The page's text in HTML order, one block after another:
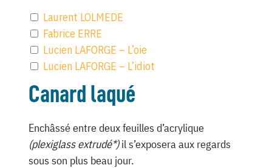
Laurent LOLMEDE
Fabrice ERRE
Lucien LAFORGE – L’oie
Lucien LAFORGE – L’idiot
Canard laqué
Enchâssé entre deux feuilles d’acrylique
(plexiglass extrudé*)il s’exposera aux regards
sous son plus beau jour.